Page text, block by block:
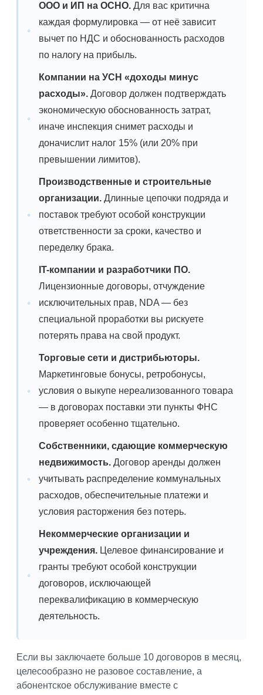
ООО и ИП на ОСНО. Для вас критична
каждая формулировка — от неё зависит
вычет по НДС и обоснованность расходов
по налогу на прибыль.
Компании на УСН «доходы минус
расходы». Договор должен подтверждать
экономическую обоснованность затрат,
иначе инспекция снимет расходы и
доначислит налог 15% (или 20% при
превышении лимитов).
Производственные и строительные
организации. Длинные цепочки подряда и
поставок требуют особой конструкции
ответственности за сроки, качество и
переделку брака.
IT-компании и разработчики ПО.
Лицензионные договоры, отчуждение
исключительных прав, NDA — без
специальной проработки вы рискуете
потерять права на свой продукт.
Торговые сети и дистрибьюторы.
Маркетинговые бонусы, ретробонусы,
условия о выкупе нереализованного товара
— в договорах поставки эти пункты ФНС
проверяет особенно тщательно.
Собственники, сдающие коммерческую
недвижимость. Договор аренды должен
учитывать распределение коммунальных
расходов, обеспечительные платежи и
условия расторжения без потерь.
Некоммерческие организации и
учреждения. Целевое финансирование и
гранты требуют особой конструкции
договоров, исключающей
переквалификацию в коммерческую
деятельность.
Если вы заключаете больше 10 договоров в месяц,
целесообразно не разовое составление, а
абонентское обслуживание вместе с